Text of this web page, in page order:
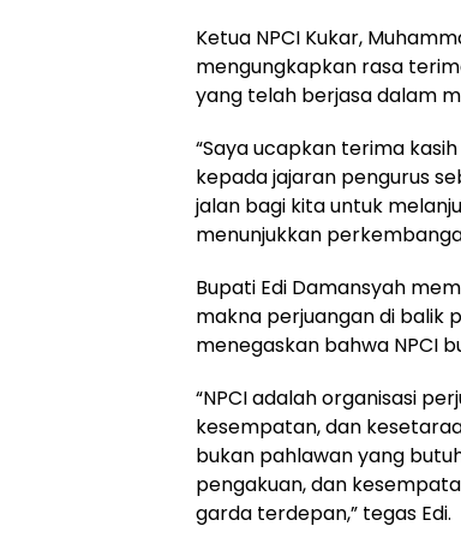
Ketua NPCI Kukar,
mengungkapkan rasa
yang telah berjasa dalam
“Saya ucapkan terima
kepada jajaran pengurus
jalan bagi kita untuk
menunjukkan
Bupati Edi Damansyah
makna perjuangan di balik
menegaskan bahwa NPCI
“NPCI adalah organisasi
kesempatan, dan
bukan pahlawan yang
pengakuan, dan
garda terdepan,” tegas Edi.